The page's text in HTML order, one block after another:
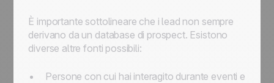
È importante sottolineare che i lead non sempre
derivano da un database di prospect. Esistono
diverse altre fonti possibili:
Persone con cui hai interagito durante eventi e